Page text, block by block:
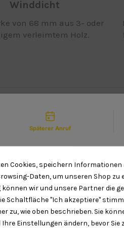
Winddicht
von 68 mm aus 3- oder
verleimtem Holz.
Sicherheit
der Glasscheibe 24 bis 30
mm
Cookies, speichern
Daten, um unseren Shop
wir und unsere Partner die
Schaltfläche "Ich akzeptiere"
zu, wie oben beschrieben. Sie
Einstellungen ändern, bevor Sie
Späterer Anruf
Büro. Möchten
von